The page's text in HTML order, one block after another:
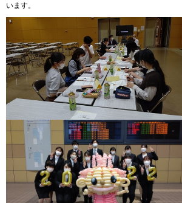
います。